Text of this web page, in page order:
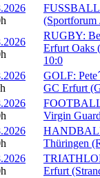
(Sportforum
RUGBY:
Erfurt Oaks
10:0
GOLF:
GC Erfurt
Virgin
Thüringen
Erfurt